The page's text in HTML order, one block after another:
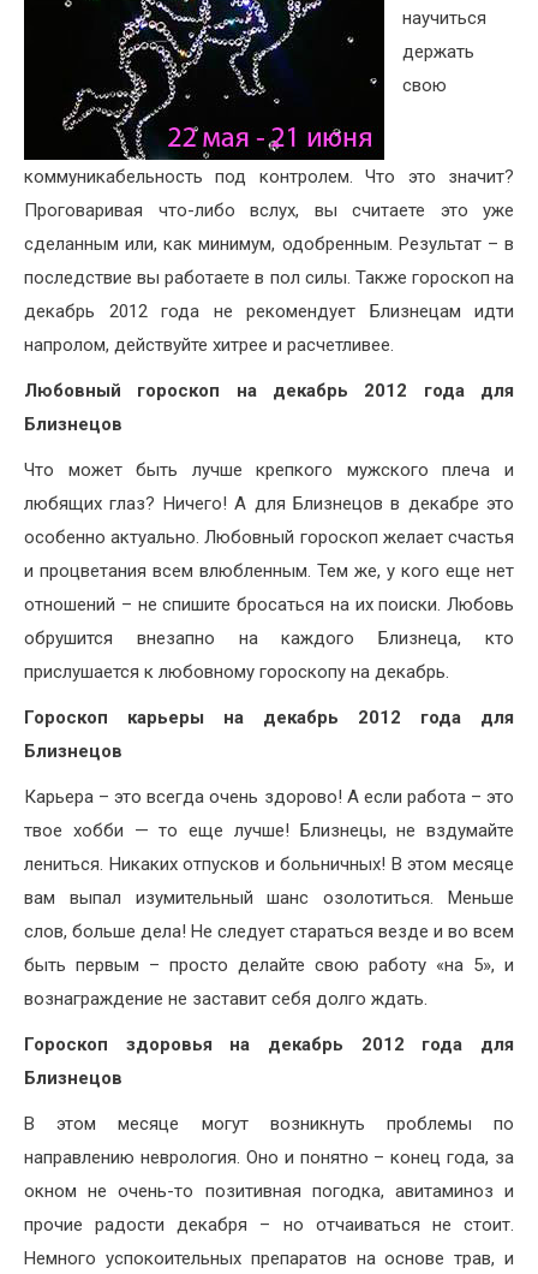
научиться
держать
свою
коммуникабельность под контролем. Что это значит?
Проговаривая что-либо вслух, вы считаете это уже
сделанным или, как минимум, одобренным. Результат – в
последствие вы работаете в пол силы. Также гороскоп на
декабрь 2012 года не рекомендует Близнецам идти
напролом, действуйте хитрее и расчетливее.
Любовный гороскоп на декабрь 2012 года для
Близнецов
Что может быть лучше крепкого мужского плеча и
любящих глаз? Ничего! А для Близнецов в декабре это
особенно актуально. Любовный гороскоп желает счастья
и процветания всем влюбленным. Тем же, у кого еще нет
отношений – не спишите бросаться на их поиски. Любовь
обрушится внезапно на каждого Близнеца, кто
прислушается к любовному гороскопу на декабрь.
Гороскоп карьеры на декабрь 2012 года для
Близнецов
Карьера – это всегда очень здорово! А если работа – это
твое хобби — то еще лучше! Близнецы, не вздумайте
лениться. Никаких отпусков и больничных! В этом месяце
вам выпал изумительный шанс озолотиться. Меньше
слов, больше дела! Не следует стараться везде и во всем
быть первым – просто делайте свою работу «на 5», и
вознаграждение не заставит себя долго ждать.
Гороскоп здоровья на декабрь 2012 года для
Близнецов
В этом месяце могут возникнуть проблемы по
направлению неврология. Оно и понятно – конец года, за
окном не очень-то позитивная погодка, авитаминоз и
прочие радости декабря – но отчаиваться не стоит.
Немного успокоительных препаратов на основе трав, и